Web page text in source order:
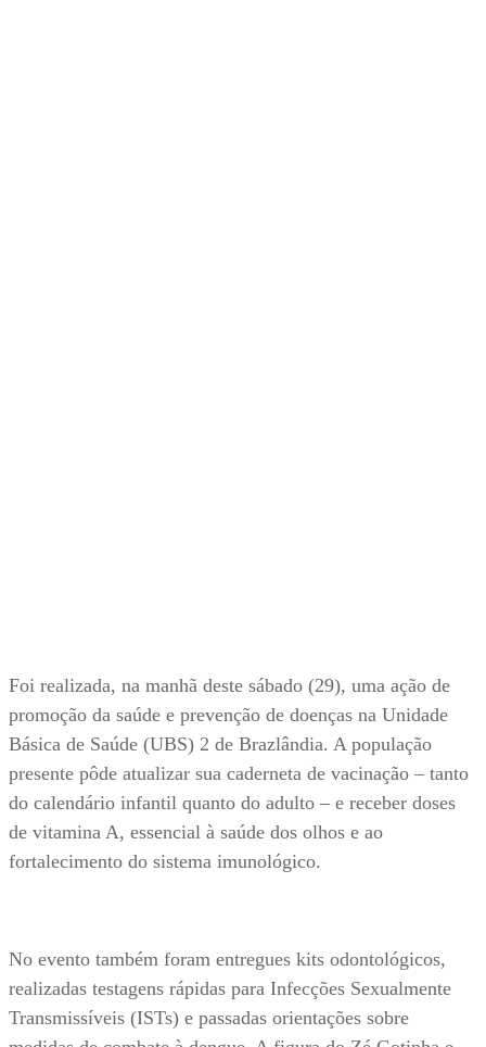
Foi realizada, na manhã deste sábado (29), uma ação de
promoção da saúde e prevenção de doenças na Unidade
Básica de Saúde (UBS) 2 de Brazlândia. A população
presente pôde atualizar sua caderneta de vacinação – tanto
do calendário infantil quanto do adulto – e receber doses
de vitamina A, essencial à saúde dos olhos e ao
fortalecimento do sistema imunológico.
No evento também foram entregues kits odontológicos,
realizadas testagens rápidas para Infecções Sexualmente
Transmissíveis (ISTs) e passadas orientações sobre